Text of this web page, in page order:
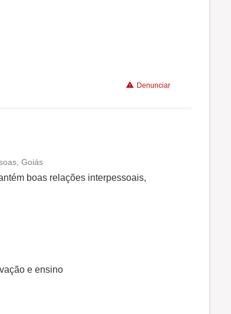
Denunciar
com a vida familiar
Goiás
boas relações interpessoais,
e ensino